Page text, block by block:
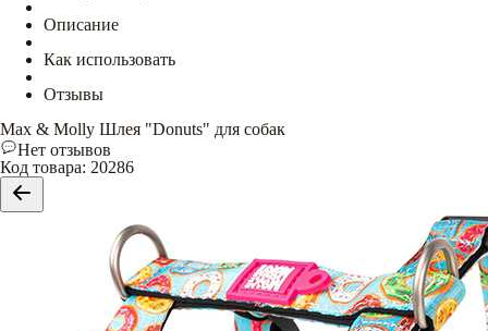
Описание
Как использовать
Отзывы
Max & Molly Шлея "Donuts" для собак
Нет отзывов
Код товара: 20286